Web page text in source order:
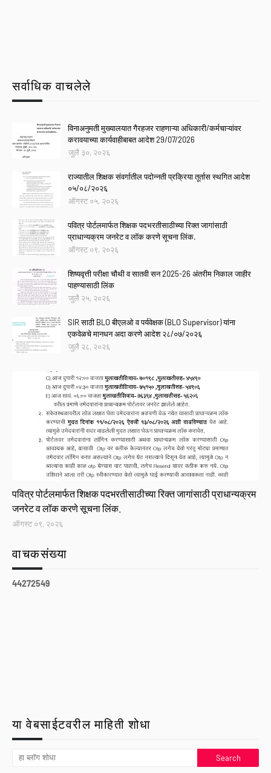
सर्वाधिक वाचलेले
विनाअनुमती मुख्यालयात गैरहजर राहणाऱ्या अधिकारी/कर्मचाऱ्यांवर
करावयाच्या कार्यवाहीबाबत आदेश 29/07/2026
जुलै ३०, २०२६
राज्यातील शिक्षक संवर्गातील पदोन्नती प्रक्रिया तूर्तास स्थगित आदेश
०५/०८/२०२६
ऑगस्ट ०५, २०२६
पवित्र पोर्टलमार्फत शिक्षक पदभरतीसाठीच्या रिक्त जागांसाठी
प्राधान्यक्रम जनरेट व लॉक करणे सूचना लिंक.
ऑगस्ट ०९, २०२६
शिष्यवृत्ती परीक्षा चौथी व सातवी सन 2025-26 अंतरीम निकाल जाहीर
पाहण्यासाठी लिंक
जुलै २५, २०२६
SIR साठी BLO बीएलओ व पर्यवेक्षक (BLO Supervisor) यांना
एकवेळचे मानधन अदा करणे आदेश २८/०७/२०२६
जुलै २८, २०२६
पवित्र पोर्टलमार्फत शिक्षक पदभरतीसाठीच्या रिक्त जागांसाठी प्राधान्यक्रम
जनरेट व लॉक करणे सूचना लिंक.
ऑगस्ट ०९, २०२६
वाचकसंख्या
44272549
या वेबसाईटवरील माहिती शोधा